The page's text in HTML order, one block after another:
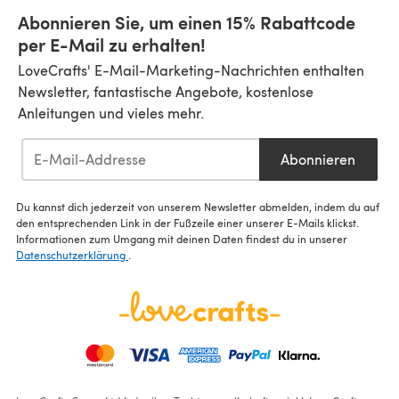
Abonnieren Sie, um einen 15% Rabattcode
per E-Mail zu erhalten!
LoveCrafts' E-Mail-Marketing-Nachrichten enthalten
Newsletter, fantastische Angebote, kostenlose
Anleitungen und vieles mehr.
Abonnieren
Du kannst dich jederzeit von unserem Newsletter abmelden, indem du auf
den entsprechenden Link in der Fußzeile einer unserer E-Mails klickst.
Informationen zum Umgang mit deinen Daten findest du in unserer
Datenschutzerklärung .